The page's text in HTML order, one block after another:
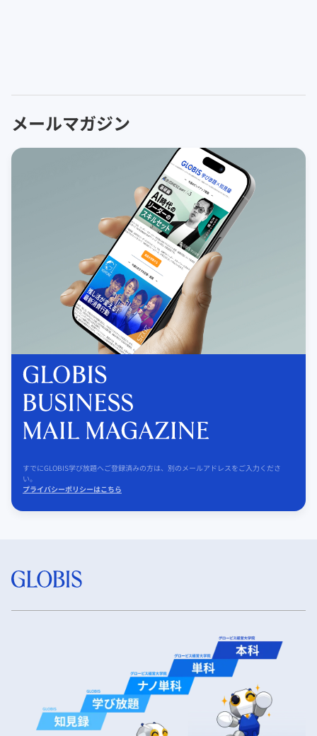
メールマガジン
すでにGLOBIS学び放題へご登録済みの方は、別のメールアドレスをご入力くださ
い。
プライバシーポリシーはこちら